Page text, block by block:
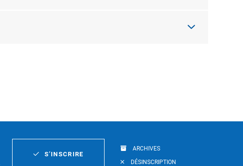
S’INSCRIRE
ARCHIVES
DÉSINSCRIPTION